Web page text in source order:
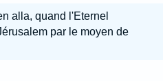
alla, quand l'Eternel
par le moyen de